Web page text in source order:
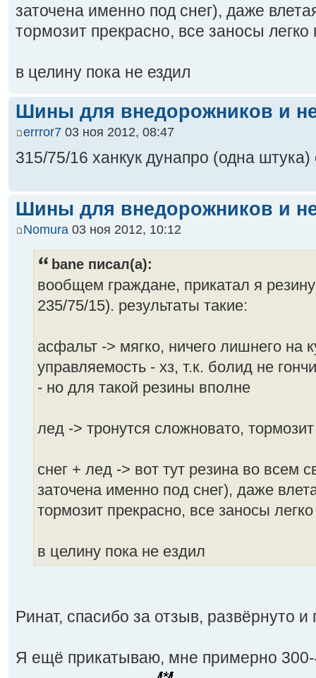
заточена именно под снег), даже
тормозит прекрасно, все заносы легко
в целину пока не ездил
Шины для внедорожников и
errror7 03 ноя 2012, 08:47
315/75/16 ханкук дунапро (одна штука)
Шины для внедорожников и
Nomura 03 ноя 2012, 10:12
bane писал(а):
вообщем граждане, прикатал я
235/75/15). результаты такие:
асфальт -> мягко, ничего лишнего на
управляемость - хз, т.к. болид не
- но для такой резины вполне
лед -> тронутся сложновато,
снег + лед -> вот тут резина во всем
заточена именно под снег), даже
тормозит прекрасно, все заносы
в целину пока не ездил
Ринат, спасибо за отзыв, развёрнуто
Я ещё прикатываю, мне примерно